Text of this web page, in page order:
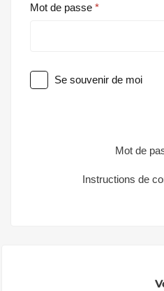
Mot de passe
Se souvenir de moi
Mot de
Instructions de